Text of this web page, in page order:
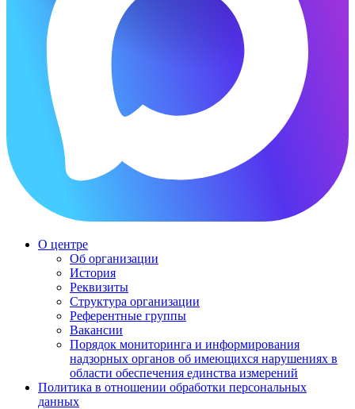
О центре
Об организации
История
Реквизиты
Структура организации
Референтные группы
Вакансии
Порядок мониторинга и информирования
надзорных органов об имеющихся нарушениях в
области обеспечения единства измерений
Политика в отношении обработки персональных
данных